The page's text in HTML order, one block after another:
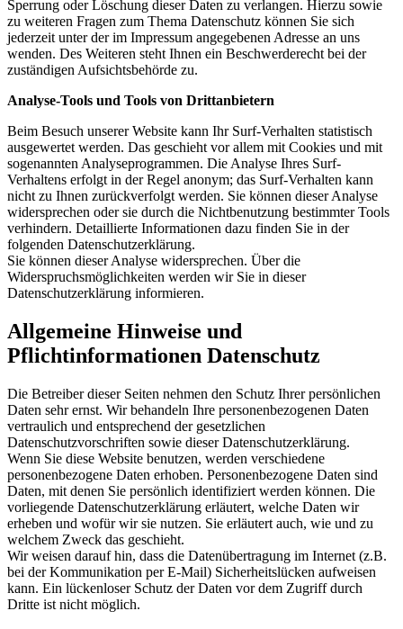
Sperrung oder Löschung dieser Daten zu verlangen. Hierzu sowie
zu weiteren Fragen zum Thema Datenschutz können Sie sich
jederzeit unter der im Impressum angegebenen Adresse an uns
wenden. Des Weiteren steht Ihnen ein Beschwerderecht bei der
zuständigen Aufsichtsbehörde zu.
Analyse-Tools und Tools von Drittanbietern
Beim Besuch unserer Website kann Ihr Surf-Verhalten statistisch
ausgewertet werden. Das geschieht vor allem mit Cookies und mit
sogenannten Analyseprogrammen. Die Analyse Ihres Surf-
Verhaltens erfolgt in der Regel anonym; das Surf-Verhalten kann
nicht zu Ihnen zurückverfolgt werden. Sie können dieser Analyse
widersprechen oder sie durch die Nichtbenutzung bestimmter Tools
verhindern. Detaillierte Informationen dazu finden Sie in der
folgenden Datenschutzerklärung.
Sie können dieser Analyse widersprechen. Über die
Widerspruchsmöglichkeiten werden wir Sie in dieser
Datenschutzerklärung informieren.
Allgemeine Hinweise und
Pflichtinformationen Datenschutz
Die Betreiber dieser Seiten nehmen den Schutz Ihrer persönlichen
Daten sehr ernst. Wir behandeln Ihre personenbezogenen Daten
vertraulich und entsprechend der gesetzlichen
Datenschutzvorschriften sowie dieser Datenschutzerklärung.
Wenn Sie diese Website benutzen, werden verschiedene
personenbezogene Daten erhoben. Personenbezogene Daten sind
Daten, mit denen Sie persönlich identifiziert werden können. Die
vorliegende Datenschutzerklärung erläutert, welche Daten wir
erheben und wofür wir sie nutzen. Sie erläutert auch, wie und zu
welchem Zweck das geschieht.
Wir weisen darauf hin, dass die Datenübertragung im Internet (z.B.
bei der Kommunikation per E-Mail) Sicherheitslücken aufweisen
kann. Ein lückenloser Schutz der Daten vor dem Zugriff durch
Dritte ist nicht möglich.